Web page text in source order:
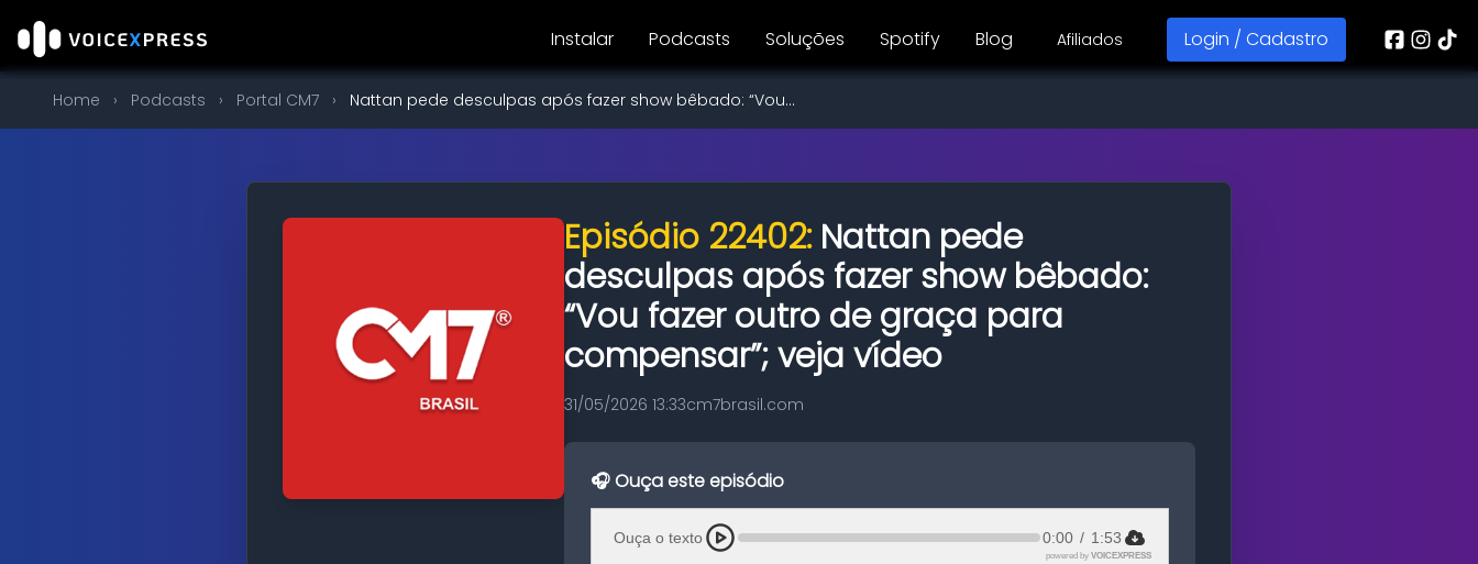
Instalar Podcasts Soluções Spotify Blog Afiliados Login / Cadastro
Home › Podcasts › Portal CM7 › Nattan pede desculpas após fazer show bêbado: “Vou...
Episódio 22402: Nattan pede
desculpas após fazer show bêbado:
“Vou fazer outro de graça para
compensar”; veja vídeo
31/05/2026 13:33cm7brasil.com
🎧 Ouça este episódio
Ouça o texto 0:00 / 1:53
powered by VOICEXPRESS